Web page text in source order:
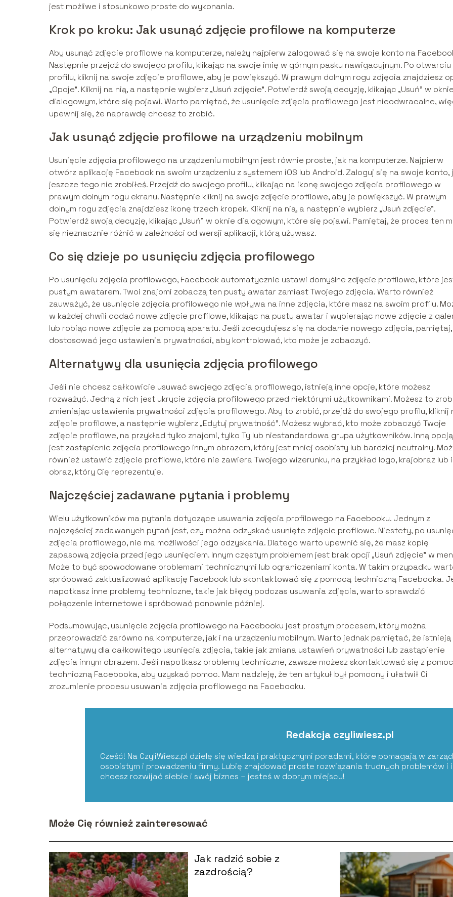
jest możliwe i stosunkowo proste do wykonania.
Krok po kroku: Jak usunąć zdjęcie profilowe na komputerze
Aby usunąć zdjęcie profilowe na komputerze, należy najpierw zalogować się na swoje konto na
Następnie przejdź do swojego profilu, klikając na swoje imię w górnym pasku nawigacyjnym. Po otwarciu
profilu, kliknij na swoje zdjęcie profilowe, aby je powiększyć. W prawym dolnym rogu zdjęcia znajdziesz
„Opcje”. Kliknij na nią, a następnie wybierz „Usuń zdjęcie”. Potwierdź swoją decyzję, klikając „Usuń” w
dialogowym, które się pojawi. Warto pamiętać, że usunięcie zdjęcia profilowego jest nieodwracalne,
upewnij się, że naprawdę chcesz to zrobić.
Jak usunąć zdjęcie profilowe na urządzeniu mobilnym
Usunięcie zdjęcia profilowego na urządzeniu mobilnym jest równie proste, jak na komputerze. Najpierw
otwórz aplikację Facebook na swoim urządzeniu z systemem iOS lub Android. Zaloguj się na swoje konto,
jeszcze tego nie zrobiłeś. Przejdź do swojego profilu, klikając na ikonę swojego zdjęcia profilowego w
prawym dolnym rogu ekranu. Następnie kliknij na swoje zdjęcie profilowe, aby je powiększyć. W prawym
dolnym rogu zdjęcia znajdziesz ikonę trzech kropek. Kliknij na nią, a następnie wybierz „Usuń zdjęcie”.
Potwierdź swoją decyzję, klikając „Usuń” w oknie dialogowym, które się pojawi. Pamiętaj, że proces ten
się nieznacznie różnić w zależności od wersji aplikacji, którą używasz.
Co się dzieje po usunięciu zdjęcia profilowego
Po usunięciu zdjęcia profilowego, Facebook automatycznie ustawi domyślne zdjęcie profilowe, które
pustym awatarem. Twoi znajomi zobaczą ten pusty awatar zamiast Twojego zdjęcia. Warto również
zauważyć, że usunięcie zdjęcia profilowego nie wpływa na inne zdjęcia, które masz na swoim profilu.
w każdej chwili dodać nowe zdjęcie profilowe, klikając na pusty awatar i wybierając nowe zdjęcie z
lub robiąc nowe zdjęcie za pomocą aparatu. Jeśli zdecydujesz się na dodanie nowego zdjęcia,
dostosować jego ustawienia prywatności, aby kontrolować, kto może je zobaczyć.
Alternatywy dla usunięcia zdjęcia profilowego
Jeśli nie chcesz całkowicie usuwać swojego zdjęcia profilowego, istnieją inne opcje, które możesz
rozważyć. Jedną z nich jest ukrycie zdjęcia profilowego przed niektórymi użytkownikami. Możesz to
zmieniając ustawienia prywatności zdjęcia profilowego. Aby to zrobić, przejdź do swojego profilu, kliknij
zdjęcie profilowe, a następnie wybierz „Edytuj prywatność”. Możesz wybrać, kto może zobaczyć Twoje
zdjęcie profilowe, na przykład tylko znajomi, tylko Ty lub niestandardowa grupa użytkowników. Inną opcją
jest zastąpienie zdjęcia profilowego innym obrazem, który jest mniej osobisty lub bardziej neutralny.
również ustawić zdjęcie profilowe, które nie zawiera Twojego wizerunku, na przykład logo, krajobraz lub
obraz, który Cię reprezentuje.
Najczęściej zadawane pytania i problemy
Wielu użytkowników ma pytania dotyczące usuwania zdjęcia profilowego na Facebooku. Jednym z
najczęściej zadawanych pytań jest, czy można odzyskać usunięte zdjęcie profilowe. Niestety, po
zdjęcia profilowego, nie ma możliwości jego odzyskania. Dlatego warto upewnić się, że masz kopię
zapasową zdjęcia przed jego usunięciem. Innym częstym problemem jest brak opcji „Usuń zdjęcie” w
Może to być spowodowane problemami technicznymi lub ograniczeniami konta. W takim przypadku
spróbować zaktualizować aplikację Facebook lub skontaktować się z pomocą techniczną Facebooka.
napotkasz inne problemy techniczne, takie jak błędy podczas usuwania zdjęcia, warto sprawdzić
połączenie internetowe i spróbować ponownie później.
Podsumowując, usunięcie zdjęcia profilowego na Facebooku jest prostym procesem, który można
przeprowadzić zarówno na komputerze, jak i na urządzeniu mobilnym. Warto jednak pamiętać, że istnieją
alternatywy dla całkowitego usunięcia zdjęcia, takie jak zmiana ustawień prywatności lub zastąpienie
zdjęcia innym obrazem. Jeśli napotkasz problemy techniczne, zawsze możesz skontaktować się z
techniczną Facebooka, aby uzyskać pomoc. Mam nadzieję, że ten artykuł był pomocny i ułatwił Ci
zrozumienie procesu usuwania zdjęcia profilowego na Facebooku.
Redakcja czyliwiesz.pl
Cześć! Na CzyliWiesz.pl dzielę się wiedzą i praktycznymi poradami, które pomagają w
osobistym i prowadzeniu firmy. Lubię znajdować proste rozwiązania trudnych problemów i
chcesz rozwijać siebie i swój biznes – jesteś w dobrym miejscu!
Może Cię również zainteresować
Jak radzić sobie z
zazdrością?